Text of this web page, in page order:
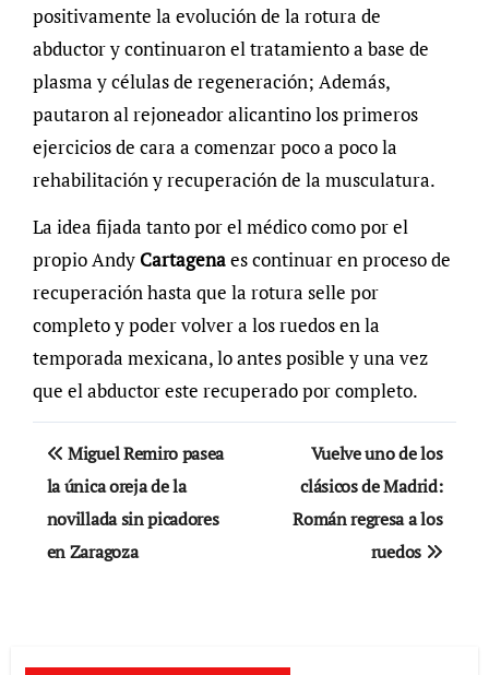
positivamente la evolución de la rotura de
abductor y continuaron el tratamiento a base de
plasma y células de regeneración; Además,
pautaron al rejoneador alicantino los primeros
ejercicios de cara a comenzar poco a poco la
rehabilitación y recuperación de la musculatura.
La idea fijada tanto por el médico como por el
propio Andy Cartagenaes continuar en proceso de
recuperación hasta que la rotura selle por
completo y poder volver a los ruedos en la
temporada mexicana, lo antes posible y una vez
que el abductor este recuperado por completo.
Navegación
de
entradas
Miguel Remiro pasea
la única oreja de la
novillada sin picadores
en Zaragoza
Vuelve uno de los
clásicos de Madrid:
Román regresa a los
ruedos